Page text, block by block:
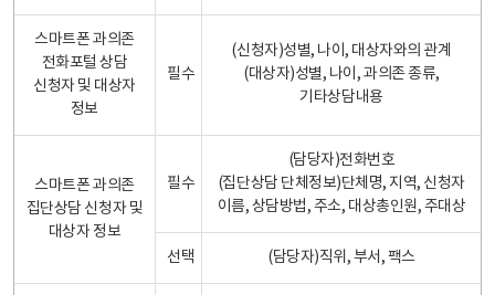
스마트폰 과의존
전화포털 상담
신청자 및 대상자
정보
필수
(신청자)성별, 나이, 대상자와의 관계
(대상자)성별, 나이, 과의존 종류,
기타상담내용
스마트폰 과의존
집단상담 신청자 및
대상자 정보
필수
(담당자)전화번호
(집단상담 단체정보)단체명, 지역, 신청자
이름, 상담방법, 주소, 대상총인원, 주대상
선택 (담당자)직위, 부서, 팩스